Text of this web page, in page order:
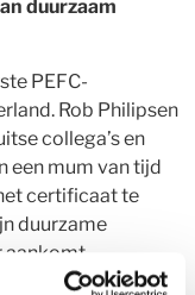
duurzaam
PEFC-
Rob Philipsen
collega’s en
een mum van tijd
certificaat te
duurzame